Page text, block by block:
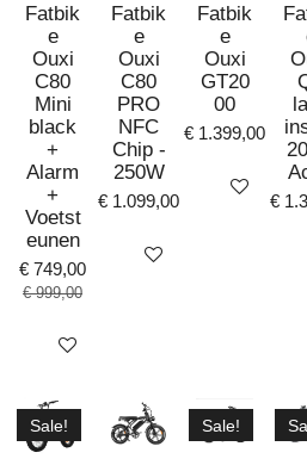
Fatbik
e
Ouxi
C80
Mini
black
+
Alarm
+
Voetst
eunen
€ 749,00
€ 999,00
Bekijk details
Fatbik
e
Ouxi
C80
PRO
NFC
Chip -
250W
€ 1.099,00
Bekijk details
Fatbik
e
Ouxi
GT20
00
€ 1.399,00
Bekijk details
€
Sale! Sale!